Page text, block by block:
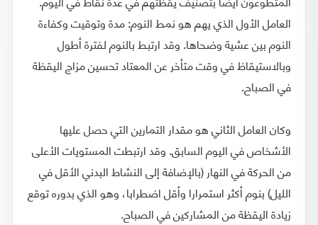
العامل الأول الذي يهم هو نمط النوم: مدة وتوقيت وكفاءة
النوم بين عشية وضحاها. وقد ارتبط بالنوم لفترة أطول
وبالاستيقاظ في وقت متأخر عن المعتاد تحسين مزاج اليقظة
في الصباح.
وكان العامل الثاني هو مقدار التمارين التي حصل عليها
الأشخاص في اليوم السابق. وقد ارتبطت المستويات الأعلى
من الحركة في النهار (بالإضافة إلى النشاط البدني الأقل في
الليل) بنوم أكثر استمرارا وأقل اضطرابا، وهو الذي بدوره توقع
زيادة اليقظة من المشاركين في الصباح.